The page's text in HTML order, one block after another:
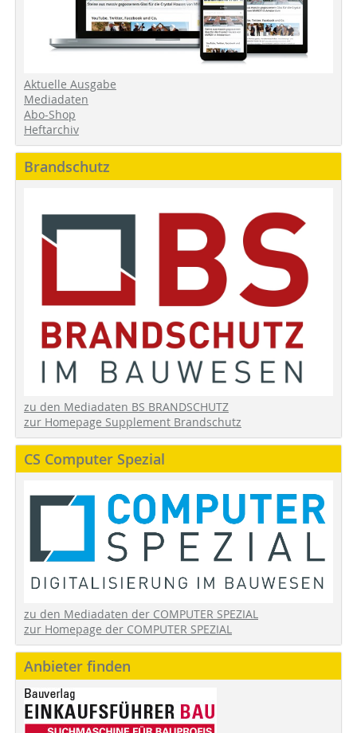
Aktuelle Ausgabe
Mediadaten
Abo-Shop
Heftarchiv
Brandschutz
zu den Mediadaten BS BRANDSCHUTZ
zur Homepage Supplement Brandschutz
CS Computer Spezial
zu den Mediadaten der COMPUTER SPEZIAL
zur Homepage der COMPUTER SPEZIAL
Anbieter finden